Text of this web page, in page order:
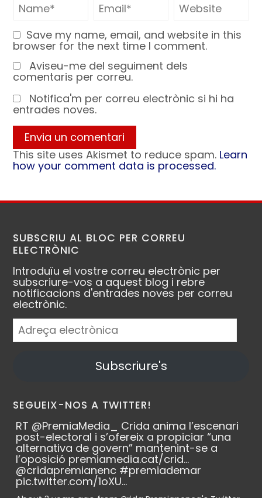
Save my name, email, and website in this
browser for the next time I comment.
Aviseu-me del seguiment dels
comentaris per correu.
Notifica'm per correu electrònic si hi ha
entrades noves.
This site uses Akismet to reduce spam. Learn
how your comment data is processed.
SUBSCRIU AL BLOC PER CORREU
ELECTRÒNIC
Introduïu el vostre correu electrònic per
subscriure-vos a aquest blog i rebre
notificacions d'entrades noves per correu
electrònic.
Adreça
electrònica
Subscriure's
SEGUEIX-NOS A TWITTER!
RT @PremiaMedia_ Crida anima l’escenari
post-electoral i s’ofereix a propiciar “una
alternativa de govern” mantenint-se a
l’oposició premiamedia.cat/crid…
@cridapremianenc #premiademar
pic.twitter.com/1oXU…